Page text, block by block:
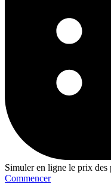
Simuler en ligne le prix des
Commencer